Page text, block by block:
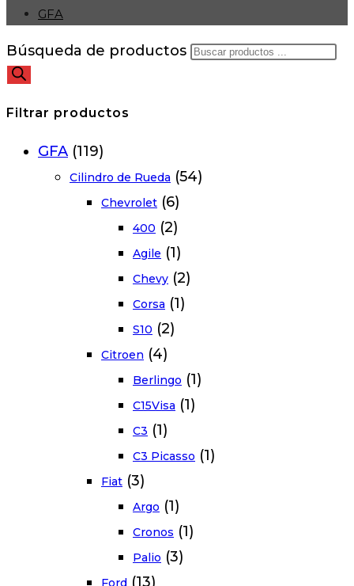
GFA
Búsqueda de productos
Filtrar productos
GFA (119)
Cilindro de Rueda (54)
Chevrolet (6)
400 (2)
Agile (1)
Chevy (2)
Corsa (1)
S10 (2)
Citroen (4)
Berlingo (1)
C15Visa (1)
C3 (1)
C3 Picasso (1)
Fiat (3)
Argo (1)
Cronos (1)
Palio (3)
Ford (13)